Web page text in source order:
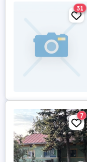
31
7